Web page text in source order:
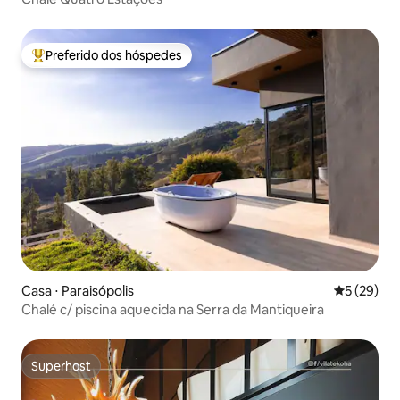
Entre os melhores preferidos dos hóspedes
Preferido dos hóspedes
Casa ⋅ Paraisópolis 5 de uma
5 (29)
Chalé c/ piscina aquecida na Serra da Mantiqueira
Superhost
Superhost